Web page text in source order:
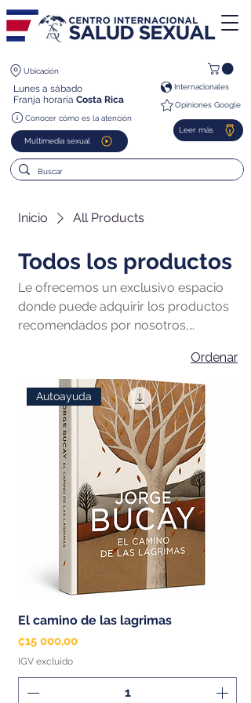
Ubicación
Lunes a sábado
Franja horaria Costa Rica
Conocer cómo es la atención
Multimedia sexual
Internacionales
Opiniones Google
Leer más
Inicio All Products
Todos los productos
Le ofrecemos un exclusivo espacio
donde puede adquirir los productos
recomendados por nosotros,
proporcionarle todo en un solo lugar.
Nuestros productos son de la más
alta calidad. ¡Elija lo mejor para su
bienestar!
Ordenar
Autoayuda
El camino de las lagrimas
Precio
₡15 000,00
IGV excluido